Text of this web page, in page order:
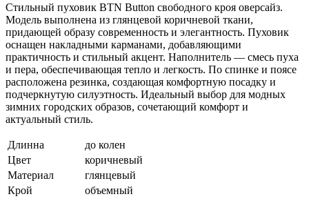
Стильный пуховик BTN Button свободного кроя оверсайз.
Модель выполнена из глянцевой коричневой ткани,
придающей образу современность и элегантность. Пуховик
оснащен накладными карманами, добавляющими
практичность и стильный акцент. Наполнитель — смесь пуха
и пера, обеспечивающая тепло и легкость. По спинке и поясе
расположена резинка, создающая комфортную посадку и
подчеркнутую силуэтность. Идеальный выбор для модных
зимних городских образов, сочетающий комфорт и
актуальный стиль.
Длинна
до колен
Цвет
коричневый
Материал
глянцевый
Крой
объемный